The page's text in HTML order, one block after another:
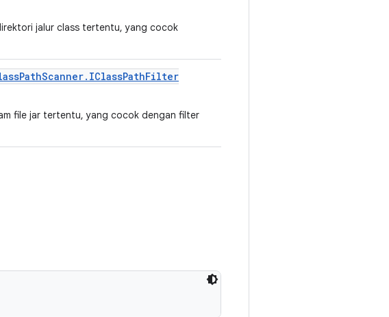
jalur class tertentu, yang cocok
PathScanner. IClassPathFilter
file jar tertentu, yang cocok dengan filter